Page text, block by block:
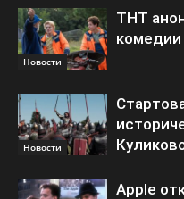
Новости
ТНТ
комедии
Новости
Apple